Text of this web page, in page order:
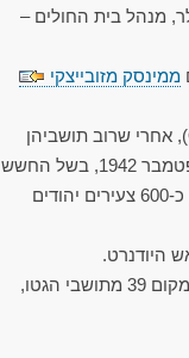
מנהל בית החולים –
ממינסק מזובייצקי
(Otwock), אחרי שרוב תושביהן
היהודים גורשו למחנות השמדה. בתחילת ספטמבר 1942, בשל החשש
מגירוש, גייס היודנרט על-פי דרישת הגרמנים כ-600 צעירים יהודים
עם שוטרים ומכבי אש פולנים. הם רצחו במקום 39 מתושבי הגטו,